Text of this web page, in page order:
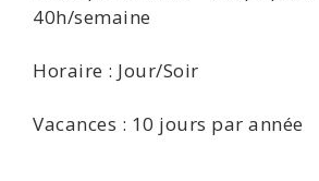
40h/semaine
Horaire : Jour/Soir
Vacances : 10 jours par année